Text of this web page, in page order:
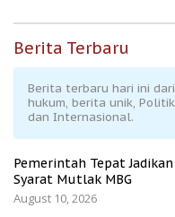
Berita Terbaru
Berita terbaru hari ini
hukum, berita unik,
dan Internasional.
Pemerintah Tepat
Syarat Mutlak MBG
August 10, 2026